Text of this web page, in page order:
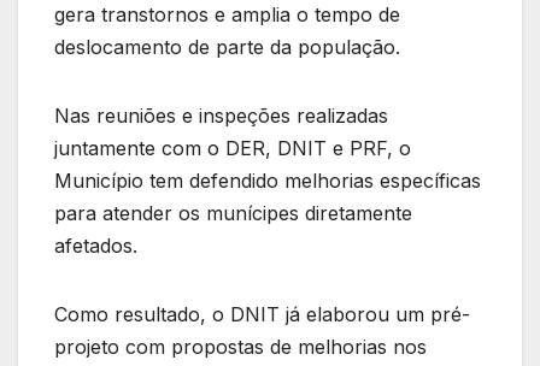
gera transtornos e amplia o tempo de
deslocamento de parte da população.
Nas reuniões e inspeções realizadas
juntamente com o DER, DNIT e PRF, o
Município tem defendido melhorias específicas
para atender os munícipes diretamente
afetados.
Como resultado, o DNIT já elaborou um pré-
projeto com propostas de melhorias nos